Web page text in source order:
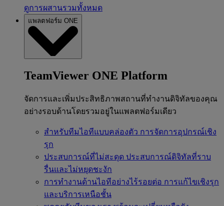
ดูการผสานรวมทั้งหมด
แพลตฟอร์ม ONE
TeamViewer ONE Platform
จัดการและเพิ่มประสิทธิภาพสถานที่ทำงานดิจิทัลของคุณ
อย่างรอบด้านโดยรวมอยู่ในแพลตฟอร์มเดียว
สำหรับทีมไอทีแบบคล่องตัว การจัดการอุปกรณ์เชิง
รุก
ประสบการณ์ที่ไม่สะดุด ประสบการณ์ดิจิทัลที่ราบ
รื่นและไม่หยุดชะงัก
การทำงานด้านไอทีอย่างไร้รอยต่อ การแก้ไขเชิงรุก
และบริการเหนือชั้น